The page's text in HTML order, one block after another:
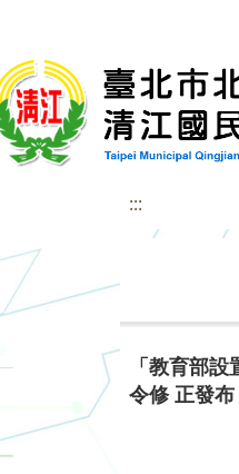
:::
「教育部
令修 正發